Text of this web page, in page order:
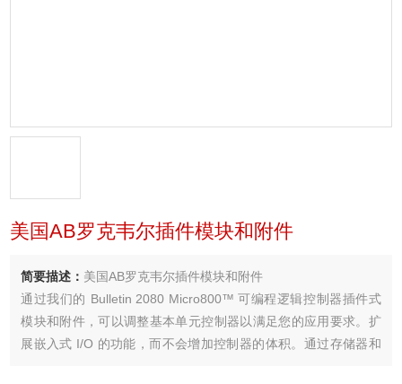
美国AB罗克韦尔插件模块和附件
简要描述： 美国AB罗克韦尔插件模块和附件
通过我们的 Bulletin 2080 Micro800™ 可编程逻辑控制器插件式
模块和附件，可以调整基本单元控制器以满足您的应用要求。扩
展嵌入式 I/O 的功能，而不会增加控制器的体积。通过存储器和